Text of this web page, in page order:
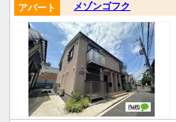
メゾンゴフク
アパート